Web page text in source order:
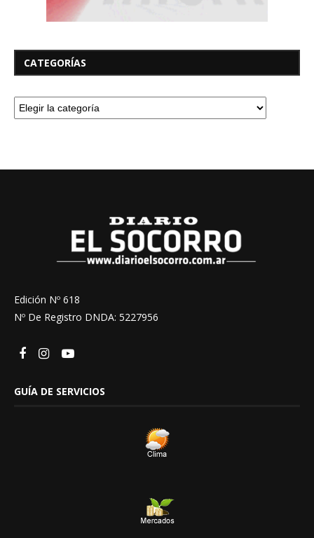
CATEGORÍAS
Edición Nº 618
Nº De Registro DNDA: 5227956
GUÍA DE SERVICIOS